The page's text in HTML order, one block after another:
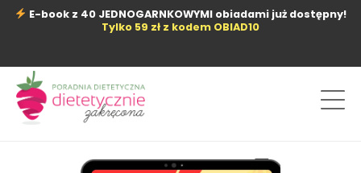
PrzejdźE-book z 40 JEDNOGARNKOWYMI obiadami już dostępny!
Tylko 59 zł z kodem OBIAD10